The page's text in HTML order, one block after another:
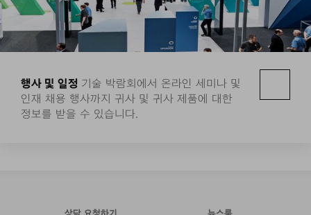
행사 및 일정 기술 박람회에서 온라인 세미나 및
인재 채용 행사까지 귀사 및 귀사 제품에 대한
정보를 받을 수 있습니다.